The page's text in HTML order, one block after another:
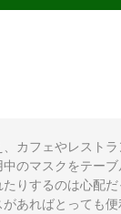
カフェやレスト
のマスクをテーブ
りするのは心配
あればとっても